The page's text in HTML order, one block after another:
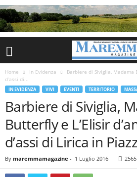
Home In Evidenza
Barbiere di Siviglia, Madama
d’assi di...
IN EVIDENZA VIVI EVENTI TERRITORIO
Barbiere di Siviglia,
Butterfly e L’Elisir
d’assi di Lirica in
By maremmamagazine - 1 Luglio 2016 2565